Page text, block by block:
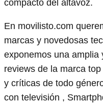
compacto del altavoz.
En movilisto.com
marcas y novedosas
exponemos una amplia
reviews de la marca top
y críticas de todo
con televisión ,